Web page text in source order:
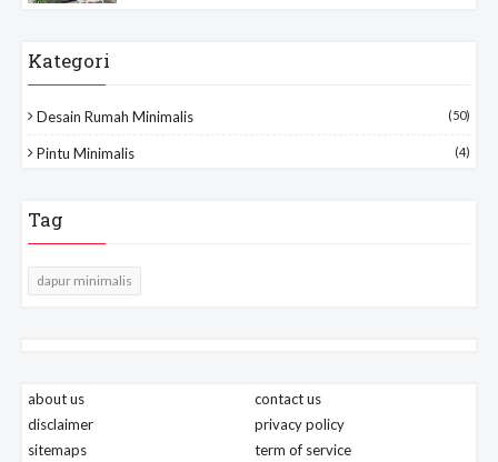
Kategori
Desain Rumah Minimalis (50)
Pintu Minimalis (4)
Tag
dapur minimalis
about us
contact us
disclaimer
privacy policy
sitemaps
term of service